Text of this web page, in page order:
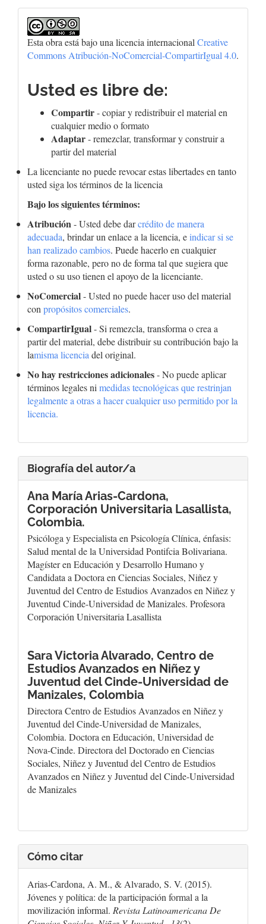
Esta obra está bajo una licencia internacional Creative
Commons Atribución-NoComercial-CompartirIgual 4.0.
Usted es libre de:
Compartir- copiar y redistribuir el material en
cualquier medio o formato
Adaptar- remezclar, transformar y construir a
partir del material
La licenciante no puede revocar estas libertades en tanto
usted siga los términos de la licencia
Bajo los siguientes términos:
Atribución- Usted debe darcrédito de manera
adecuada, brindar un enlace a la licencia, eindicar si se
han realizado cambios. Puede hacerlo en cualquier
forma razonable, pero no de forma tal que sugiera que
usted o su uso tienen el apoyo de la licenciante.
NoComercial- Usted no puede hacer uso del material
con propósitos comerciales.
CompartirIgual- Si remezcla, transforma o crea a
partir del material, debe distribuir su contribución bajo la
lamisma licencia del original.
No hay restricciones adicionales- No puede aplicar
términos legales ni medidas tecnológicas que restrinjan
legalmente a otras a hacer cualquier uso permitido por la
licencia.
Biografía del autor/a
Ana María Arias-Cardona,
Corporación Universitaria Lasallista,
Colombia.
Psicóloga y Especialista en Psicología Clínica, énfasis:
Salud mental de la Universidad Pontifcia Bolivariana.
Magíster en Educación y Desarrollo Humano y
Candidata a Doctora en Ciencias Sociales, Niñez y
Juventud del Centro de Estudios Avanzados en Niñez y
Juventud Cinde-Universidad de Manizales. Profesora
Corporación Universitaria Lasallista
Sara Victoria Alvarado, Centro de
Estudios Avanzados en Niñez y
Juventud del Cinde-Universidad de
Manizales, Colombia
Directora Centro de Estudios Avanzados en Niñez y
Juventud del Cinde-Universidad de Manizales,
Colombia. Doctora en Educación, Universidad de
Nova-Cinde. Directora del Doctorado en Ciencias
Sociales, Niñez y Juventud del Centro de Estudios
Avanzados en Niñez y Juventud del Cinde-Universidad
de Manizales
Cómo citar
Arias-Cardona, A. M., & Alvarado, S. V. (2015).
Jóvenes y política: de la participación formal a la
movilización informal. Revista Latinoamericana De